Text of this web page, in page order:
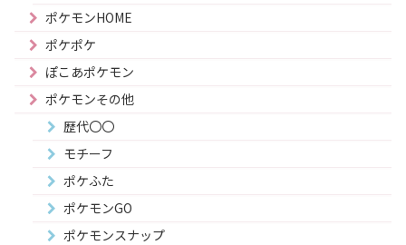
ポケモンHOME
ポケポケ
ぽこあポケモン
ポケモンその他
歴代〇〇
モチーフ
ポケふた
ポケモンGO
ポケモンスナップ